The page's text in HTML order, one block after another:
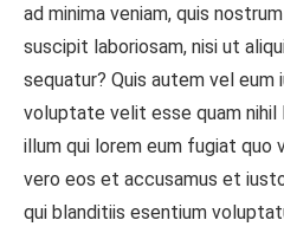
ad minima veniam, quis
suscipit laboriosam, nisi ut
sequatur? Quis autem vel eum
voluptate velit esse quam
illum qui lorem eum fugiat quo
vero eos et accusamus et
qui blanditiis esentium